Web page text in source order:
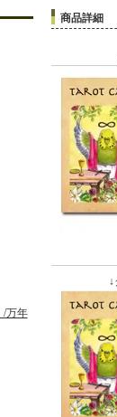
/万年
商品詳細